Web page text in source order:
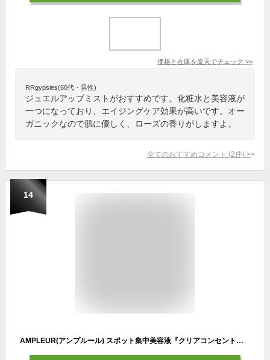
価格と在庫を楽天でチェック >>
RRgypsies(60代・男性)
ジュエルアップミストがおすすめです。化粧水と美容液が
一つになっており、エイジングケア効果が高いです。オー
ガニックなので肌に優しく、ローズの香りがしますよ。
全てのおすすめコメント (2件) >
14
AMPLEUR(アンプルール) スポット集中美容液『クリアコンセントレート HQショット』11mL 高浸透ホワイトハイドロキノン ドクターズコスメ